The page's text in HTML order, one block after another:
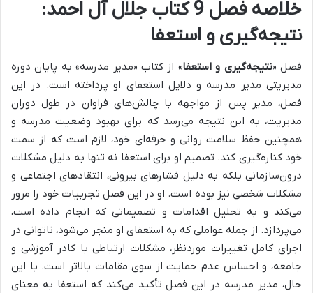
خلاصه فصل 9 کتاب جلال آل احمد:
نتیجه‌گیری و استعفا
فصل «نتیجه‌گیری و استعفا» از کتاب «مدیر مدرسه» به پایان دوره
مدیریتی مدیر مدرسه و دلایل استعفای او پرداخته است. در این
فصل، مدیر پس از مواجهه با چالش‌های فراوان در طول دوران
مدیریت، به این نتیجه می‌رسد که برای بهبود وضعیت مدرسه و
همچنین حفظ سلامت روانی و حرفه‌ای خود، لازم است که از سمت
خود کناره‌گیری کند. تصمیم او برای استعفا نه تنها به دلیل مشکلات
درون‌سازمانی بلکه به دلیل فشارهای بیرونی، انتقادهای اجتماعی و
مشکلات شخصی نیز بوده است. او در این فصل تجربیات خود را مرور
می‌کند و به تحلیل اقدامات و تصمیماتی که انجام داده است،
می‌پردازد. از جمله عواملی که به استعفای او منجر می‌شود، ناتوانی در
اجرای کامل تغییرات موردنظر، مشکلات ارتباطی با کادر آموزشی و
جامعه، و احساس عدم حمایت از سوی مقامات بالاتر است. با این
حال، مدیر مدرسه در این فصل تأکید می‌کند که استعفا به معنای